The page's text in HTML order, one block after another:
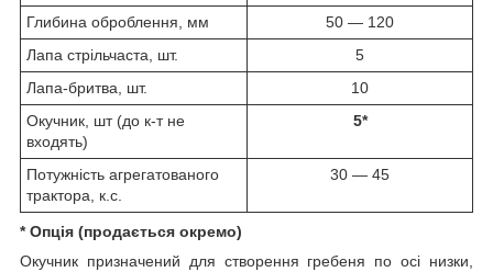
Глибина оброблення, мм
50 — 120
Лапа стрільчаста, шт.
5
Лапа-бритва, шт.
10
Окучник, шт (до к-т не
входять)
5*
Потужність агрегатованого
трактора, к.с.
30 — 45
* Опція (продається окремо)
Окучник призначений для створення гребеня по осі низки,